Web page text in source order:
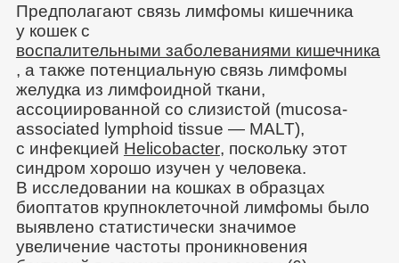
Предполагают связь лимфомы кишечника
у кошек с
воспалительными заболеваниями кишечника
, а также потенциальную связь лимфомы
желудка из лимфоидной ткани,
ассоциированной со слизистой (mucosa-
associated lymphoid tissue — MALT),
с инфекцией Helicobacter, поскольку этот
синдром хорошо изучен у человека.
В исследовании на кошках в образцах
биоптатов крупноклеточной лимфомы было
выявлено статистически значимое
увеличение частоты проникновения